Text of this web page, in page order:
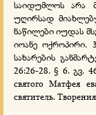
საიდუმლოს არა
უღირსად
ნაწილები იუდას
იოანე ოქროპირი.
სახარების
26:26-28. § 6. გვ.
святого Матфея
святитель.